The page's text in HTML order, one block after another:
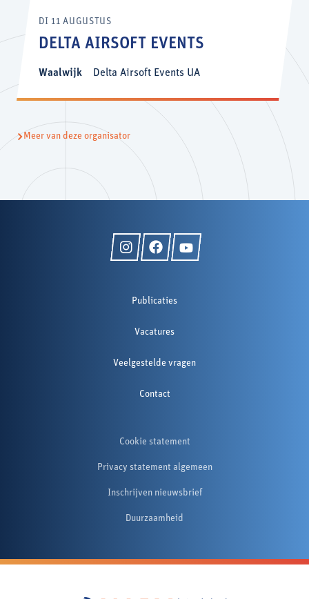
DI 11 AUGUSTUS
DELTA AIRSOFT EVENTS
Waalwijk Delta Airsoft Events UA
Meer van deze organisator
Publicaties
Vacatures
Veelgestelde vragen
Contact
Cookie statement
Privacy statement algemeen
Inschrijven nieuwsbrief
Duurzaamheid